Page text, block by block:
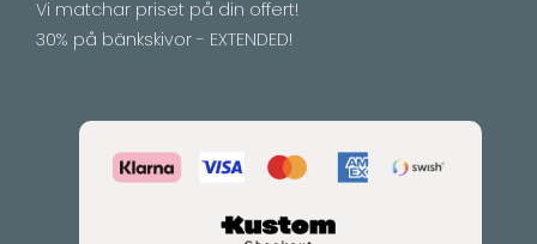
Vi matchar priset på din offert!
30% på bänkskivor - EXTENDED!